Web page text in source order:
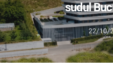
sudul
22/10/